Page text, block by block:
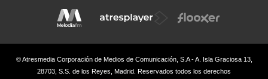
© Atresmedia Corporación de Medios de Comunicación, S.A - A. Isla Graciosa 13,
28703, S.S. de los Reyes, Madrid. Reservados todos los derechos